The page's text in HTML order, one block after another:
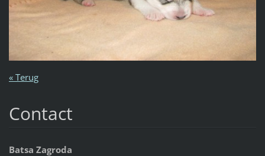
« Terug
Contact
Batsa Zagroda